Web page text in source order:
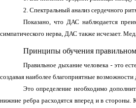
2. Спектральный анализ сердечного
Показано, что ДАС наблюдается
симпатического нерва, ДАС также исчезает. М
Принципы обучения
Правильное дыхание человека - это
создавая наиболее благоприятные
Это определение необходимо
нижние ребра расходятся вперед и в